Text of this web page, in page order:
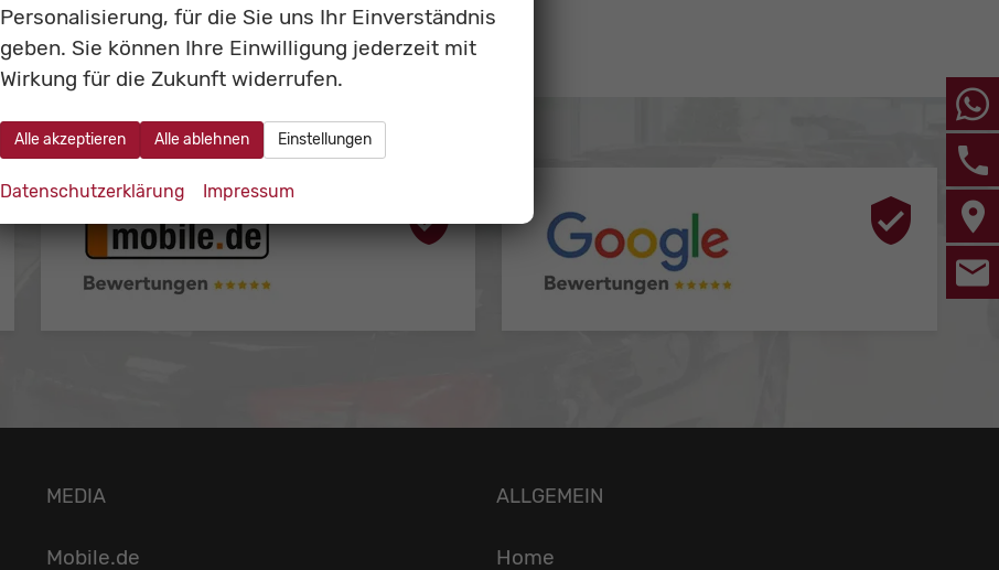
MEDIA
Mobile.de
ALLGEMEIN
Home
Personalisierung, für die Sie uns Ihr Einverständnis
geben. Sie können Ihre Einwilligung jederzeit mit
Wirkung für die Zukunft widerrufen.
Alle akzeptieren Alle ablehnen Einstellungen
Datenschutzerklärung Impressum